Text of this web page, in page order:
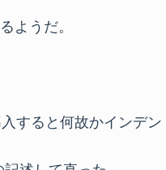
ようだ。
すると何故かインデン